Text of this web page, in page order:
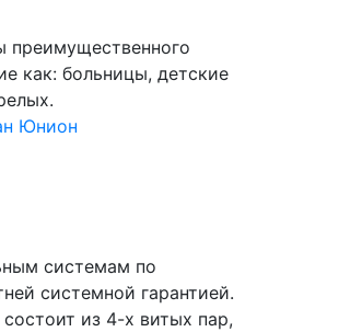
преимущественного
как: больницы, детские
Юнион
системам по
системной гарантией.
из 4-х витых пар,